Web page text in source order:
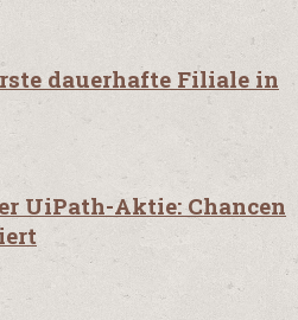
dauerhafte Filiale in
UiPath-Aktie: Chancen